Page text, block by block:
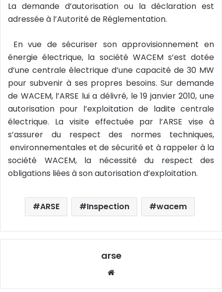
La demande d’autorisation ou la déclaration est
adressée à l’Autorité de Réglementation.
En vue de sécuriser son approvisionnement en
énergie électrique, la société WACEM s’est dotée
d’une centrale électrique d’une capacité de 30 MW
pour subvenir à ses propres besoins. Sur demande
de WACEM, l’ARSE lui a délivré, le 19 janvier 2010, une
autorisation pour l’exploitation de ladite centrale
électrique. La visite effectuée par l’ARSE vise à
s’assurer du respect des normes techniques,
environnementales et de sécurité et à rappeler à la
société WACEM, la nécessité du respect des
obligations liées à son autorisation d’exploitation.
ARSE Inspection wacem
arse